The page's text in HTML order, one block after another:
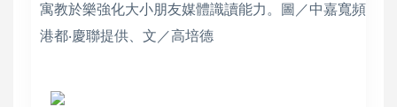
寓教於樂強化大小朋友媒體識讀能力。圖／中嘉寬頻
港都‧慶聯提供、文／高培德